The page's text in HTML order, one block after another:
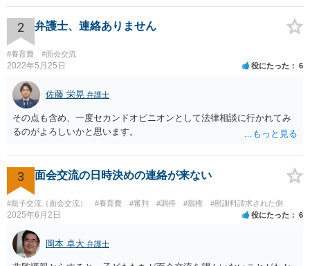
ありますが、お書きいただいた感じだとあまり効果がなさそうですよ
ね。 今後の対応としては、 ・弁護士経由で説得 ・再度調停申立て＋
間接強制といって、会わせない場合のペナルティ的なものも求める が
考えられると思います。 依頼するかどうかはともかく、相談には行っ
てもいいと思います。
2 弁護士、連絡ありません
#養育費 #面会交流
2022年5月25日 役にたった 6
佐藤 栄晃 弁護士
その点も含め、一度セカンドオピニオンとして法律相談に行かれてみ
るのがよろしいかと思います。
3 面会交流の日時決めの連絡が来ない
#親子交流（面会交流） #養育費 #審判 #調停 #親権 #慰謝料請求された側
2025年6月2日 役にたった 6
岡本 卓大 弁護士